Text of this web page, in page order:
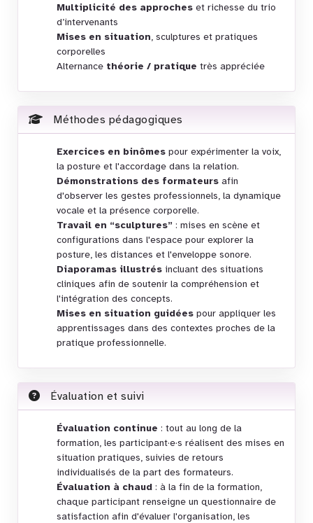
Multiplicité des approches et richesse du trio
d’intervenants
Mises en situation, sculptures et pratiques
corporelles
Alternance théorie / pratique très appréciée
Méthodes pédagogiques
Exercices en binômes pour expérimenter la voix,
la posture et l'accordage dans la relation.
Démonstrations des formateurs afin
d'observer les gestes professionnels, la dynamique
vocale et la présence corporelle.
Travail en “sculptures” : mises en scène et
configurations dans l'espace pour explorer la
posture, les distances et l'enveloppe sonore.
Diaporamas illustrés incluant des situations
cliniques afin de soutenir la compréhension et
l'intégration des concepts.
Mises en situation guidées pour appliquer les
apprentissages dans des contextes proches de la
pratique professionnelle.
Évaluation et suivi
Évaluation continue : tout au long de la
formation, les participant·e·s réalisent des mises en
situation pratiques, suivies de retours
individualisés de la part des formateurs.
Évaluation à chaud : à la fin de la formation,
chaque participant renseigne un questionnaire de
satisfaction afin d'évaluer l'organisation, les